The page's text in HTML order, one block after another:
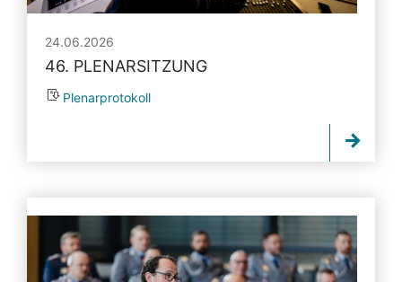
24.06.2026
46. PLENARSITZUNG
Plenarprotokoll